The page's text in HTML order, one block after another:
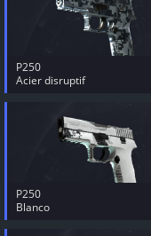
P250
Acier disruptif
P250
Blanco